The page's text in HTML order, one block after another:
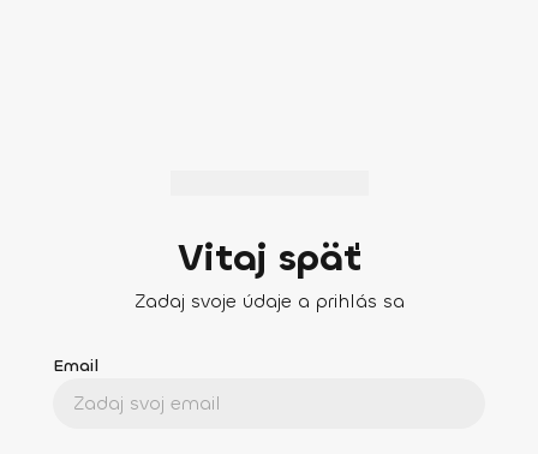
Vitaj späť
Zadaj svoje údaje a prihlás sa
Email